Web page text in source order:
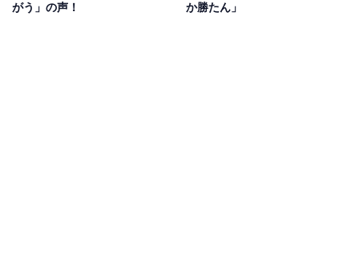
がう」の声！
か勝たん」